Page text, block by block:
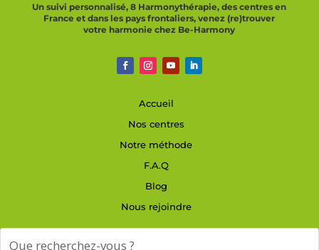
Un suivi personnalisé, 8 Harmonythérapie, des centres en
France et dans les pays frontaliers, venez (re)trouver
votre harmonie chez Be-Harmony
Accueil
Nos centres
Notre méthode
F.A.Q
Blog
Nous rejoindre